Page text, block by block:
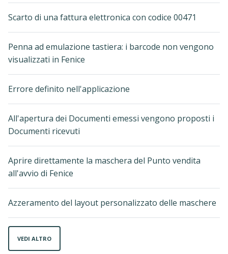
Scarto di una fattura elettronica con codice 00471
Penna ad emulazione tastiera: i barcode non vengono
visualizzati in Fenice
Errore definito nell'applicazione
All'apertura dei Documenti emessi vengono proposti i
Documenti ricevuti
Aprire direttamente la maschera del Punto vendita
all'avvio di Fenice
Azzeramento del layout personalizzato delle maschere
VEDI ALTRO